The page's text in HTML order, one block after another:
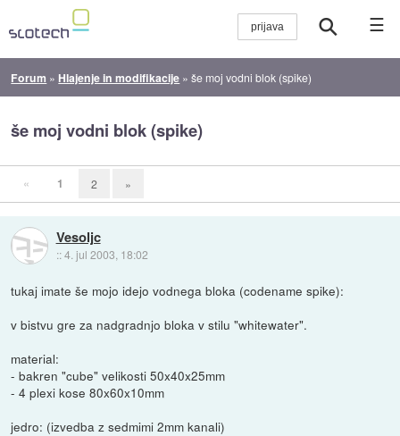
☰
Forum » Hlajenje in modifikacije »še moj vodni blok (spike)
še moj vodni blok (spike)
« 1 2 »
Vesoljc
::4. jul 2003, 18:02
tukaj imate še mojo idejo vodnega bloka (codename spike):
v bistvu gre za nadgradnjo bloka v stilu "whitewater".
material:
- bakren "cube" velikosti 50x40x25mm
- 4 plexi kose 80x60x10mm
jedro: (izvedba z sedmimi 2mm kanali)